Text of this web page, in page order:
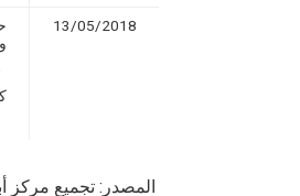
13/05/2018
المصدر: تجميع مركز